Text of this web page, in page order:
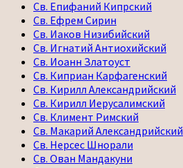
Св. Епифаний Кипрский
Св. Ефрем Сирин
Св. Иаков Низибийский
Св. Игнатий Антиохийский
Св. Иоанн Златоуст
Св. Киприан Карфагенский
Св. Кирилл Александрийский
Св. Кирилл Иерусалимский
Св. Климент Римский
Св. Макарий Александрийский
Св. Нерсес Шнорали
Св. Ован Мандакуни